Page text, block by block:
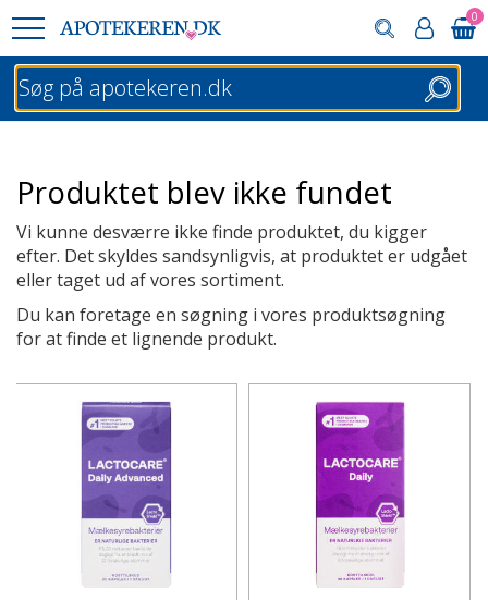
0
Søg
Produktet blev ikke fundet
Vi kunne desværre ikke finde produktet, du kigger
efter. Det skyldes sandsynligvis, at produktet er udgået
eller taget ud af vores sortiment.
Du kan foretage en søgning i vores produktsøgning
for at finde et lignende produkt.